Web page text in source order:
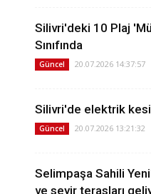
Silivri'deki 10 Plaj
Sınıfında
Güncel 20.07.2026 14:37:57
Silivri'de elektrik
Güncel 20.07.2026 13:21:32
Selimpaşa Sahili
ve seyir terasları